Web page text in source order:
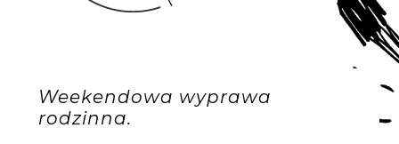
Weekendowa wyprawa
rodzinna.